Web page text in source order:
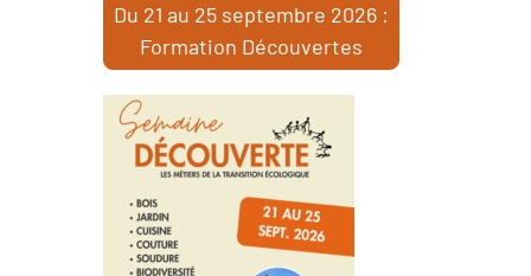
Du 21 au 25 septembre 2026 :
Formation Découvertes